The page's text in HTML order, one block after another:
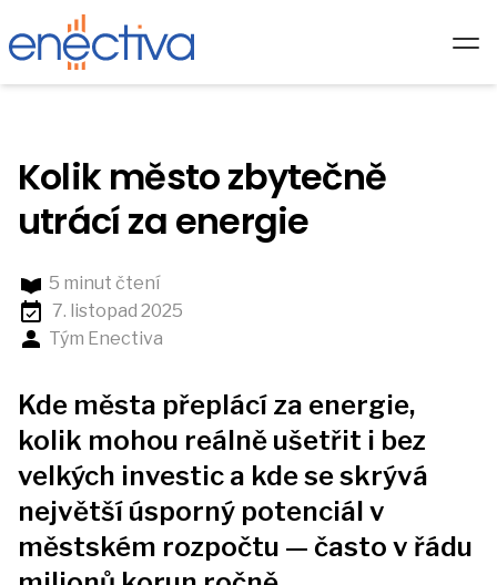
Technologie
Partneři
O nás
CS/
Kontaktujte nás
Kolik město zbytečně
utrácí za energie
5 minut čtení
7. listopad 2025
Tým Enectiva
Kde města přeplácí za energie,
kolik mohou reálně ušetřit i bez
velkých investic a kde se skrývá
největší úsporný potenciál v
městském rozpočtu — často v řádu